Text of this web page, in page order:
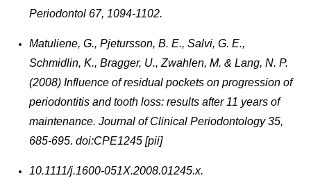
Periodontol 67, 1094-1102.
Matuliene, G., Pjetursson, B. E., Salvi, G. E.,
Schmidlin, K., Bragger, U., Zwahlen, M. & Lang, N. P.
(2008) Influence of residual pockets on progression of
periodontitis and tooth loss: results after 11 years of
maintenance. Journal of Clinical Periodontology 35,
685-695. doi:CPE1245 [pii]
10.1111/j.1600-051X.2008.01245.x.